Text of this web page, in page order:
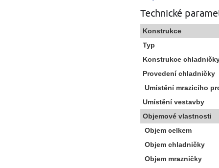
Technické
Konstrukce
Typ
Konstrukce
Provedení chladničky
Umístění mrazicího
Umístění vestavby
Objemové vlastnosti
Objem celkem
Objem chladničky
Objem mrazničky